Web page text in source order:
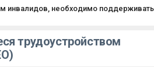
инвалидов, необходимо поддерживать
трудоустройством